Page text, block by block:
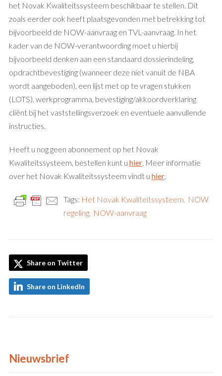
het Novak Kwaliteitssysteem beschikbaar te stellen. Dit
zoals eerder ook heeft plaatsgevonden met betrekking tot
bijvoorbeeld de NOW-aanvraag en TVL-aanvraag. In het
kader van de NOW-verantwoording moet u hierbij
bijvoorbeeld denken aan een standaard dossierindeling,
opdrachtbevestiging (wanneer deze niet vanuit de NBA
wordt aangeboden), een lijst met op te vragen stukken
(LOTS), werkprogramma, bevestiging/akkoordverklaring
cliënt bij het vaststellingsverzoek en eventuele aanvullende
instructies.
Heeft u nog geen abonnement op het Novak
Kwaliteitssysteem, bestellen kunt u hier. Meer informatie
over het Novak Kwaliteitssysteem vindt u hier.
Tags: Het Novak Kwaliteitssysteem NOW
regeling, NOW-aanvraag
Share on Twitter
Share on LinkedIn
Nieuwsbrief